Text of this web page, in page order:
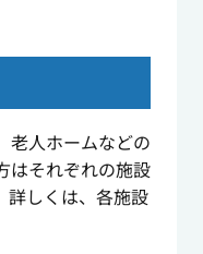
人ホームなどの
はそれぞれの施設
詳しくは、各施設